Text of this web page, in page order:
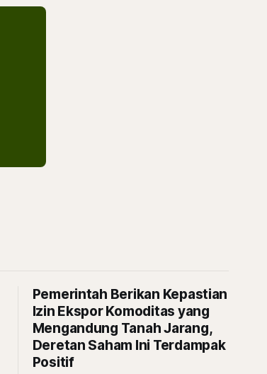
Pemerintah Berikan Kepastian
Izin Ekspor Komoditas yang
Mengandung Tanah Jarang,
Deretan Saham Ini Terdampak
Positif